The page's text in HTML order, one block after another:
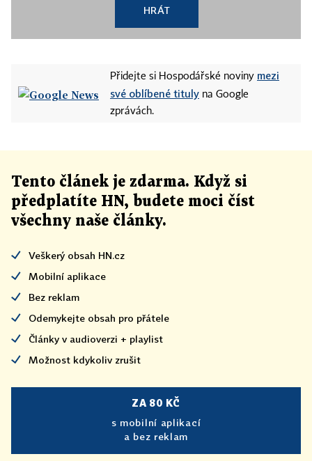
HRÁT
Přidejte si Hospodářské noviny mezi
své oblíbené tituly na Google
zprávách.
Tento článek je zdarma. Když si
předplatíte HN, budete moci číst
všechny naše články.
Veškerý obsah HN.cz
Mobilní aplikace
Bez reklam
Odemykejte obsah pro přátele
Články v audioverzi + playlist
Možnost kdykoliv zrušit
ZA 80 KČ
s mobilní aplikací
a bez reklam